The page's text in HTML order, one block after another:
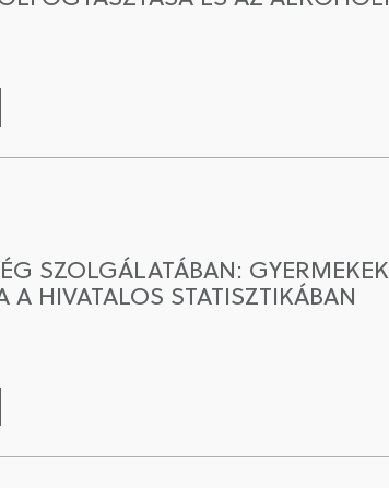
SZOLGÁLATÁBAN:
HIVATALOS STATISZTIKÁBAN